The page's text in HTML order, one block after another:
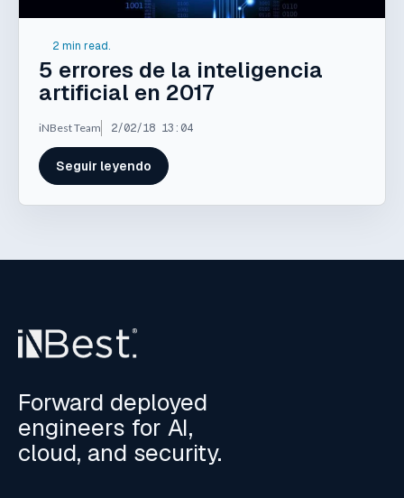
2 min read.
5 errores de la inteligencia
artificial en 2017
iNBest Team 2/02/18 13:04
Seguir leyendo
Forward deployed
engineers for AI,
cloud, and security.